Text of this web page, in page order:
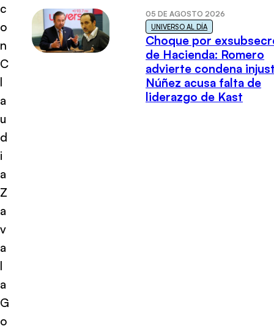
c
o
n
C
l
a
u
d
i
a
Z
a
v
a
l
a
G
o
05 DE AGOSTO 2026
UNIVERSO AL DÍA
Choque por
de Hacienda: Romero
advierte condena
Núñez acusa falta de
liderazgo de Kast